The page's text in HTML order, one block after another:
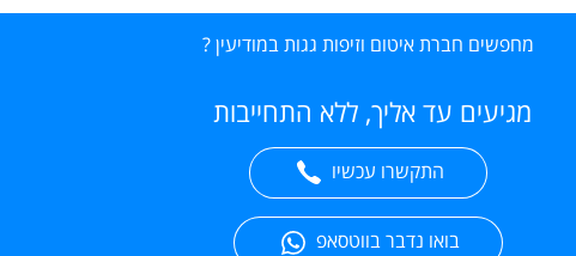
מחפשים חברת איטום וזיפות גגות במודיעין ?
מגיעים עד אליך, ללא התחייבות
התקשרו עכשיו
בואו נדבר בווטסאפ